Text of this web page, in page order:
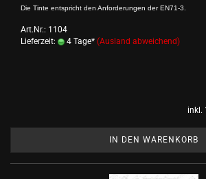
Die Tinte entspricht den Anforderungen der EN71-3.
Art.Nr.: 1104
Lieferzeit:
4 Tage* (Ausland abweichend)
inkl.
IN DEN WARENKORB